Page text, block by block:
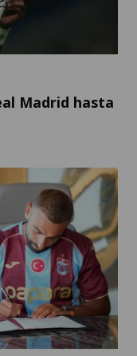
Madrid hasta